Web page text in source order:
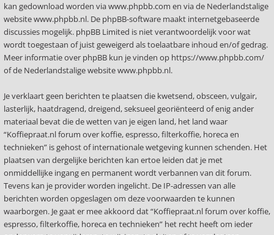
kan gedownload worden viawww.phpbb.com en via de Nederlandstalige
websitewww.phpbb.nl. De phpBB-software maakt internetgebaseerde
discussies mogelijk. phpBB Limited is niet verantwoordelijk voor wat
wordt toegestaan of juist geweigerd als toelaatbare inhoud en/of gedrag.
Meer informatie over phpBB kun je vinden op https://www.phpbb.com/
of de Nederlandstalige websitewww.phpbb.nl.
Je verklaart geen berichten te plaatsen die kwetsend, obsceen, vulgair,
lasterlijk, haatdragend, dreigend, seksueel georiënteerd of enig ander
materiaal bevat die de wetten van je eigen land, het land waar
“Koffiepraat.nl forum over koffie, espresso, filterkoffie, horeca en
technieken” is gehost of internationale wetgeving kunnen schenden. Het
plaatsen van dergelijke berichten kan ertoe leiden dat je met
onmiddellijke ingang en permanent wordt verbannen van dit forum.
Tevens kan je provider worden ingelicht. De IP-adressen van alle
berichten worden opgeslagen om deze voorwaarden te kunnen
waarborgen. Je gaat er mee akkoord dat “Koffiepraat.nl forum over koffie,
espresso, filterkoffie, horeca en technieken” het recht heeft om ieder